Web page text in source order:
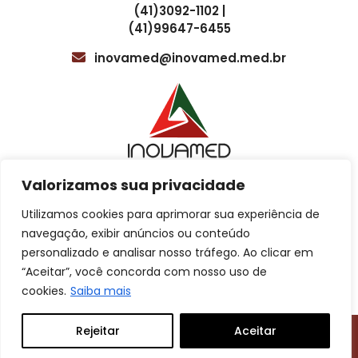
Valorizamos sua privacidade
Utilizamos cookies para aprimorar sua experiência de
navegação, exibir anúncios ou conteúdo
personalizado e analisar nosso tráfego. Ao clicar em
“Aceitar”, você concorda com nosso uso de
cookies. Saiba mais
Rejeitar Aceitar
gerenciar as expectativas dos empregadores e dos
funcionários em relação ao tempo necessário para obter
os resultados. Os prazos de entrega podem variar
dependendo do tipo de exame, por isso é importante
esperados.
(41)3092-1102 |
(41)99647-6455
inovamed@inovamed.med.br
Localização
Av. Sete de Setembro, 4615, 5º e 8º andar
Batel, Curitiba – PR.
Cotação para treinamentos
Atendimento ao Cliente
Cotação comercial
desenvolvido com